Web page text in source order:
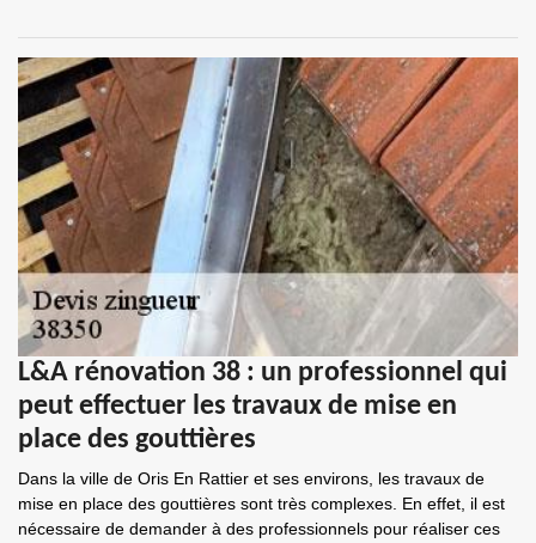
L&A rénovation 38 : un professionnel qui
peut effectuer les travaux de mise en
place des gouttières
Dans la ville de Oris En Rattier et ses environs, les travaux de
mise en place des gouttières sont très complexes. En effet, il est
nécessaire de demander à des professionnels pour réaliser ces